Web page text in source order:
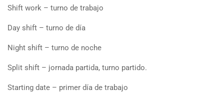
Shift work – turno de trabajo
Day shift – turno de día
Night shift – turno de noche
Split shift – jornada partida, turno partido.
Starting date – primer día de trabajo